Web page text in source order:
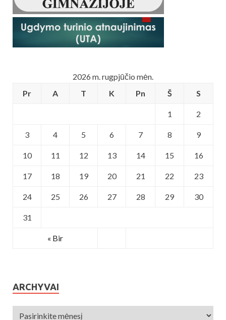
2026 m. rugpjūčio mėn.
Pr
A T K Pn Š S
« Bir
1 2
3 4 5 6 7 8 9
10 11 12 13 14 15 16
17 18 19 20 21 22 23
24 25 26 27 28 29 30
31
ARCHYVAI